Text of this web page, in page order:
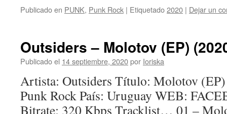
Publicado en PUNK, Punk Rock | Etiquetado2020 | Dejar un
Outsiders – Molotov (EP)
Publicado el 14 septiembre, 2020por Ioriska
Artista: Outsiders Título: Molotov
Punk Rock País: Uruguay WEB:
Bitrate: 320 Kbps Tracklist… 01 –